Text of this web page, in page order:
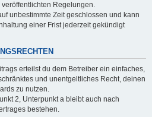
Regelungen.
unbestimmte Zeit geschlossen und kann
einer Frist jederzeit gekündigt
erteilst du dem Betreiber ein einfaches,
und unentgeltliches Recht, deinen
zu nutzen.
2, Unterpunkt a bleibt auch nach
bestehen.